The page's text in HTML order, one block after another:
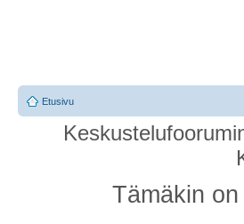
Etusivu
Tämäkin on